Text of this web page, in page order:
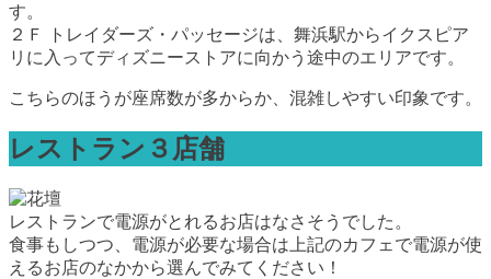
す。
２Ｆ トレイダーズ・パッセージは、舞浜駅からイクスピア
リに入ってディズニーストアに向かう途中のエリアです。
こちらのほうが座席数が多からか、混雑しやすい印象です。
レストラン３店舗
レストランで電源がとれるお店はなさそうでした。
食事もしつつ、電源が必要な場合は上記のカフェで電源が使
えるお店のなかから選んでみてください！